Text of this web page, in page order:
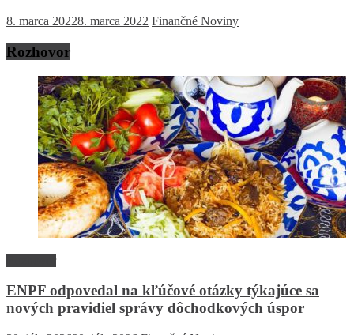
8. marca 20228. marca 2022 Finančné Noviny
Rozhovor
ENPF odpovedal na kľúčové otázky týkajúce sa
nových pravidiel správy dôchodkových úspor